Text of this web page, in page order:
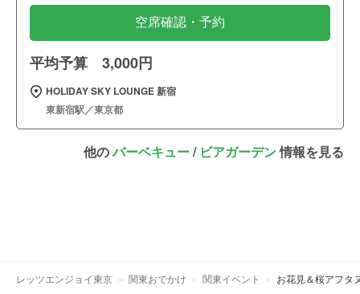
空席確認・予約
平均予算 3,000円
HOLIDAY SKY LOUNGE 新宿
東新宿駅／東京都
他のバーベキュー/ ビアガーデン情報を見る
レッツエンジョイ東京 関東おでかけ 関東イベント お花見＆桜アフタ